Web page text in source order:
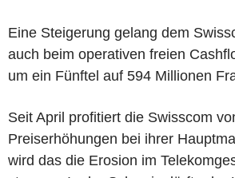
Eine Steigerung gelang dem
auch beim operativen freien
um ein Fünftel auf 594 Millionen
Seit April profitiert die Swisscom
Preiserhöhungen bei ihrer
wird das die Erosion im